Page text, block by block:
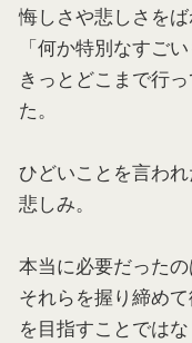
悔しさや悲しさをば
「何か特別なすご
きっとどこまで行
た。
ひどいことを言わ
悲しみ。
本当に必要だったの
それらを握り締め
を目指すことではな